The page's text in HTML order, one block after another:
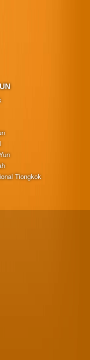
Tiongkok